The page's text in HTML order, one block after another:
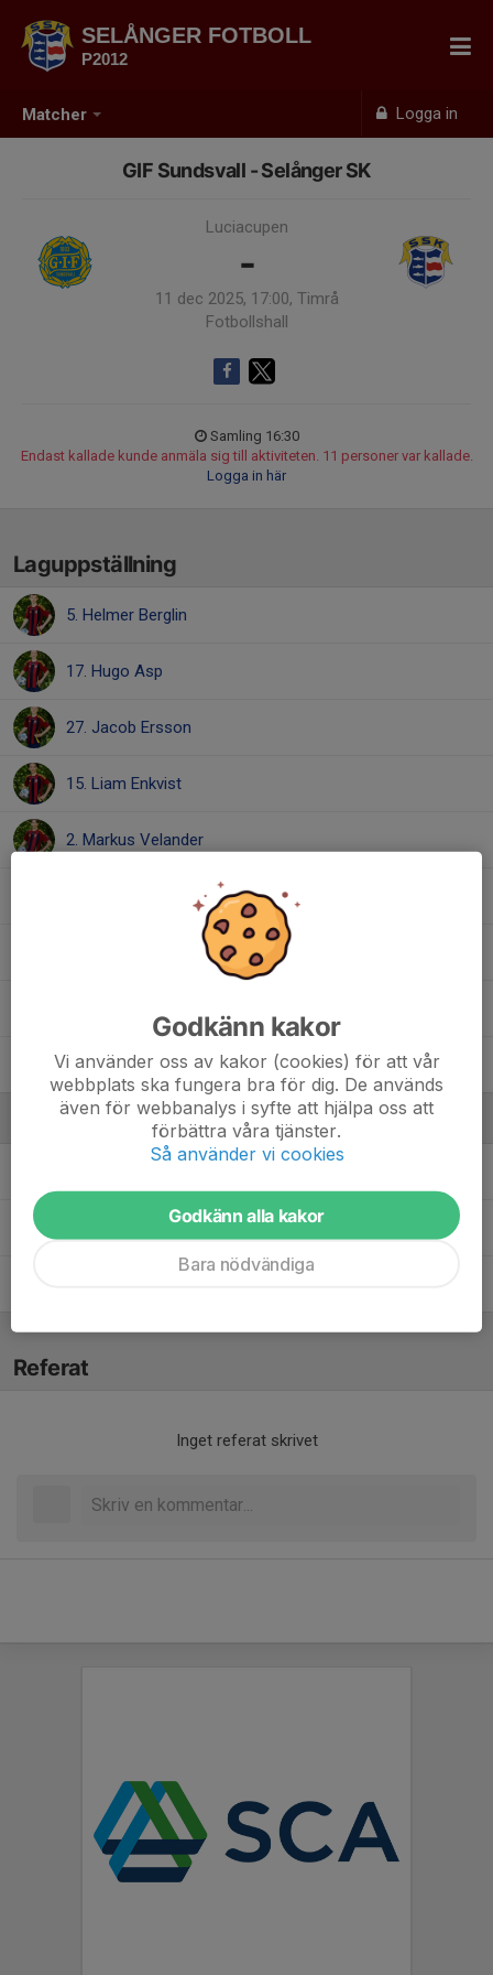
Matcher Logga in
SELÅNGER FOTBOLL
P2012
GIF Sundsvall - Selånger SK
Luciacupen
-
11 dec 2025, 17:00, Timrå
Fotbollshall
Samling 16:30
Endast kallade kunde anmäla sig till aktiviteten. 11 personer var kallade.
Logga in här
Laguppställning
5. Helmer Berglin
17. Hugo Asp
27. Jacob Ersson
15. Liam Enkvist
2. Markus Velander
37. Melker Thunberg
36. Viggo Sällström
Ledare
Lagledare
Referat
Inget referat skrivet
Godkänn kakor
Vi använder oss av kakor (cookies) för att vår
webbplats ska fungera bra för dig. De används
även för webbanalys i syfte att hjälpa oss att
förbättra våra tjänster.
Så använder vi cookies
Godkänn alla kakor
Bara nödvändiga